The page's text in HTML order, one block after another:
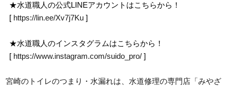
★水道職人の公式LINEアカウントはこちらから！
[ https://lin.ee/Xv7j7Ku ]
★水道職人のインスタグラムはこちらから！
[ https://www.instagram.com/suido_pro/ ]
宮崎のトイレのつまり・水漏れは、水道修理の専門店「みやざ